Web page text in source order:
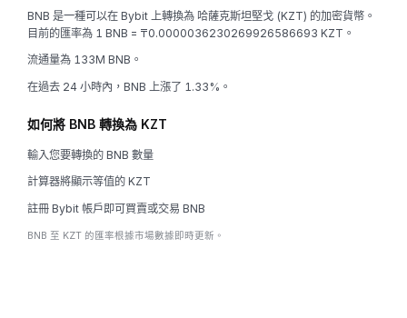
BNB 是一種可以在 Bybit 上轉換為 哈薩克斯坦堅戈 (KZT) 的加密貨幣。
目前的匯率為 1 BNB = ₸0.0000036230269926586693 KZT。
流通量為 133M BNB。
在過去 24 小時內，BNB 上漲了 1.33%。
如何將 BNB 轉換為 KZT
輸入您要轉換的 BNB 數量
計算器將顯示等值的 KZT
註冊 Bybit 帳戶即可買賣或交易 BNB
BNB 至 KZT 的匯率根據市場數據即時更新。